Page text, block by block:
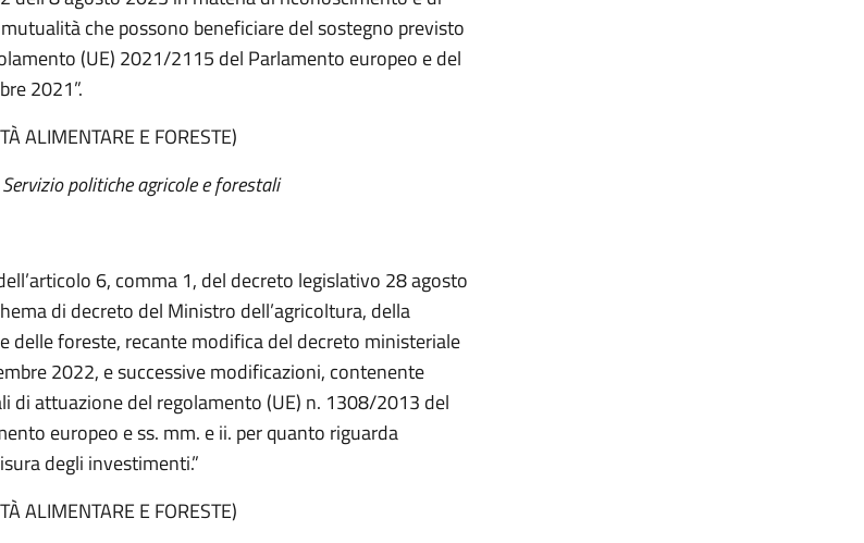
che possono beneficiare del sostegno previsto
(UE) 2021/2115 del Parlamento europeo e del
2021”.
ALIMENTARE E FORESTE)
politiche agricole e forestali
6, comma 1, del decreto legislativo 28 agosto
di decreto del Ministro dell’agricoltura, della
delle foreste, recante modifica del decreto ministeriale
2022, e successive modificazioni, contenente
di attuazione del regolamento (UE) n. 1308/2013 del
europeo e ss. mm. e ii. per quanto riguarda
degli investimenti.”
ALIMENTARE E FORESTE)